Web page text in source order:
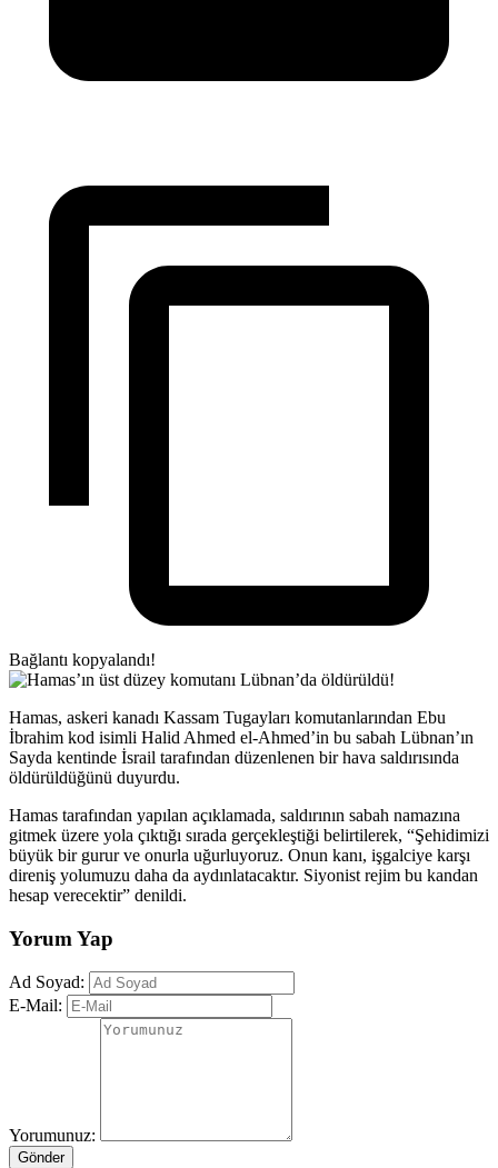
Bağlantı kopyalandı!
Hamas, askeri kanadı Kassam Tugayları komutanlarından Ebu
İbrahim kod isimli Halid Ahmed el-Ahmed’in bu sabah Lübnan’ın
Sayda kentinde İsrail tarafından düzenlenen bir hava saldırısında
öldürüldüğünü duyurdu.
Hamas tarafından yapılan açıklamada, saldırının sabah namazına
gitmek üzere yola çıktığı sırada gerçekleştiği belirtilerek, “Şehidimizi
büyük bir gurur ve onurla uğurluyoruz. Onun kanı, işgalciye karşı
direniş yolumuzu daha da aydınlatacaktır. Siyonist rejim bu kandan
hesap verecektir” denildi.
Yorum Yap
Ad Soyad:
E-Mail:
Yorumunuz:
Gönder